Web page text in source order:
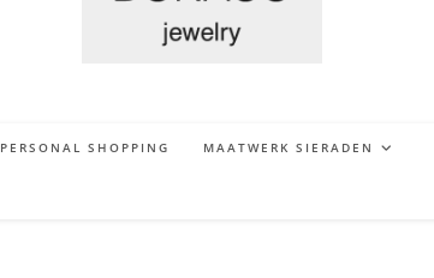
PERSONAL SHOPPING MAATWERK SIERADEN